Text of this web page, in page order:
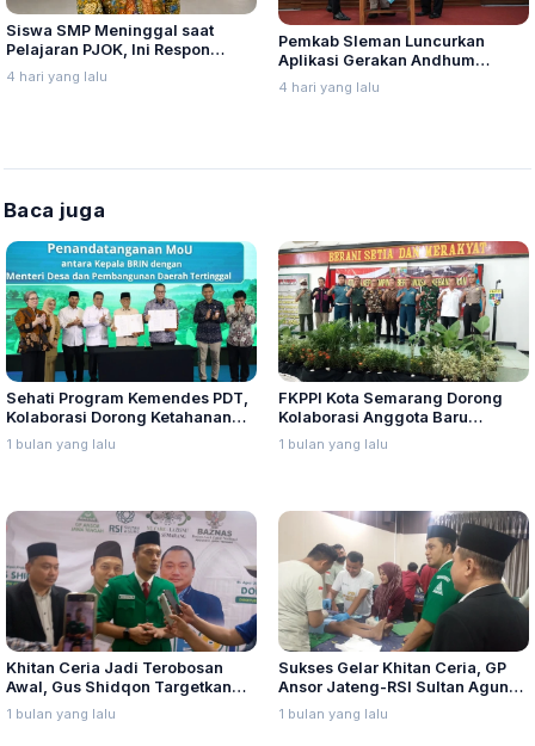
Siswa SMP Meninggal saat
Pelajaran PJOK, Ini Respon
Dindikpora Rembang
4 hari yang lalu
Pemkab Sleman Luncurkan
Aplikasi Gerakan Andhum
Handarbeni Penanganan Anak
Tidak Sekolah Berbasis Early
4 hari yang lalu
Baca juga
Sehati Program Kemendes PDT,
Kolaborasi Dorong Ketahanan
Pangan Lokal
1 bulan yang lalu
FKPPI Kota Semarang Dorong
Kolaborasi Anggota Baru
dengan Senior, Produk Pelatihan
Diharapkan Cetak Kader
1 bulan yang lalu
Khitan Ceria Jadi Terobosan
Awal, Gus Shidqon Targetkan
Ansor Buka Klinik di Seluruh
Jawa Tengah
1 bulan yang lalu
Sukses Gelar Khitan Ceria, GP
Ansor Jateng-RSI Sultan Agung
Siap Kolaborasi Berkelanjutan
1 bulan yang lalu